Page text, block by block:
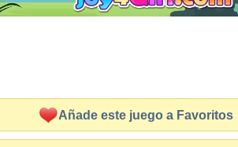
Añade este juego a Favoritos